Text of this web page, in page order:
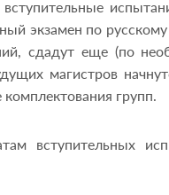
экзамен по
сдадут еще (по
магистров
групп.
вступительных